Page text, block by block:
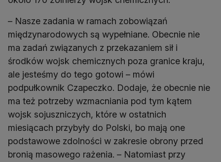
– Nasze zadania w ramach zobowiązań
międzynarodowych są wypełniane. Obecnie nie
ma zadań związanych z przekazaniem sił i
środków wojsk chemicznych poza granice kraju,
ale jesteśmy do tego gotowi – mówi
podpułkownik Czapeczko. Dodaje, że obecnie nie
ma też potrzeby wzmacniania pod tym kątem
wojsk sojuszniczych, które w ostatnich
miesiącach przybyły do Polski, bo mają one
podstawowe zdolności w zakresie obrony przed
bronią masowego rażenia. – Natomiast przy